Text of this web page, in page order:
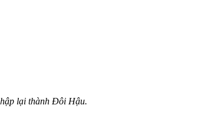
lại thành Đôi Hậu.